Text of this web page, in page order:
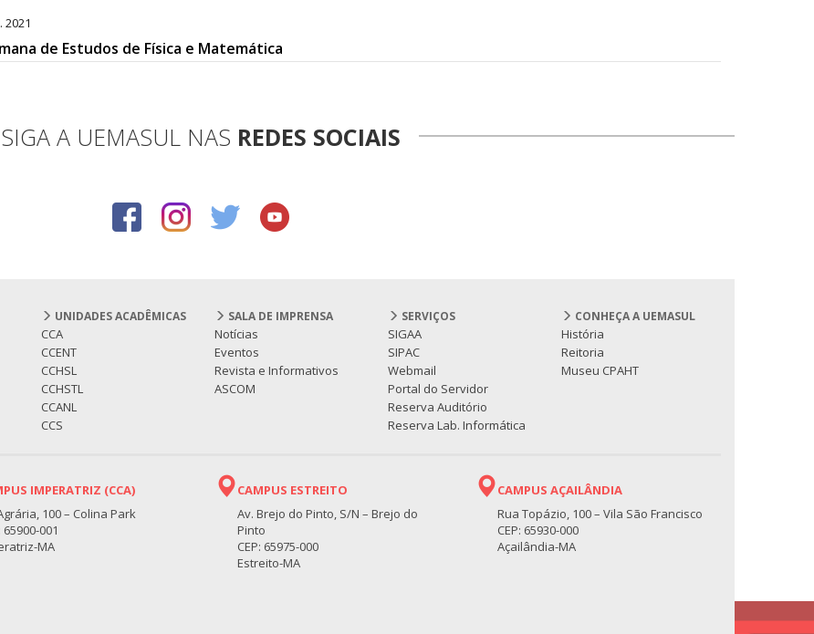
2021
de Estudos de Física e Matemática
SIGA A UEMASUL NAS REDES SOCIAIS
UNIDADES ACADÊMICAS
CCA
CCENT
CCHSL
CCHSTL
CCANL
CCS
SALA DE IMPRENSA
Notícias
Eventos
Revista e Informativos
ASCOM
SERVIÇOS
SIGAA
SIPAC
Webmail
Portal do Servidor
Reserva Auditório
Reserva Lab. Informática
CONHEÇA A UEMASUL
História
Reitoria
Museu CPAHT
IMPERATRIZ (CCA)
100 – Colina Park
65900-001
MA
CAMPUS ESTREITO
Av. Brejo do Pinto, S/N – Brejo do
Pinto
CEP: 65975-000
Estreito-MA
CAMPUS AÇAILÂNDIA
Rua Topázio, 100 – Vila São Francisco
CEP: 65930-000
Açailândia-MA